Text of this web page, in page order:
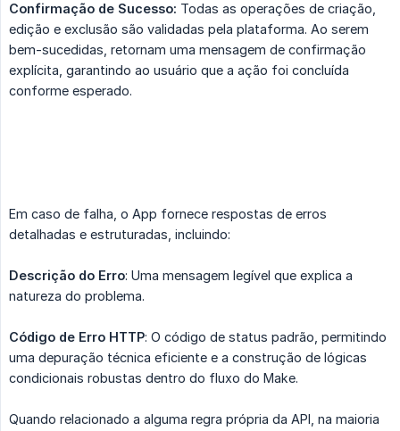
Confirmação de Sucesso: Todas as operações de criação,
edição e exclusão são validadas pela plataforma. Ao serem
bem-sucedidas, retornam uma mensagem de confirmação
explícita, garantindo ao usuário que a ação foi concluída
conforme esperado.
Em caso de falha, o App fornece respostas de erros
detalhadas e estruturadas, incluindo:
Descrição do Erro: Uma mensagem legível que explica a
natureza do problema.
Código de Erro HTTP: O código de status padrão, permitindo
uma depuração técnica eficiente e a construção de lógicas
condicionais robustas dentro do fluxo do Make.
Quando relacionado a alguma regra própria da API, na maioria